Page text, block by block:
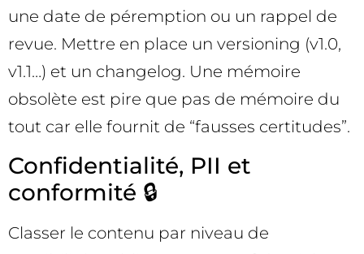
une date de péremption ou un rappel de
revue. Mettre en place un versioning (v1.0,
v1.1…) et un changelog. Une mémoire
obsolète est pire que pas de mémoire du
tout car elle fournit de “fausses certitudes”.
Confidentialité, PII et
conformité 🔒
Classer le contenu par niveau de